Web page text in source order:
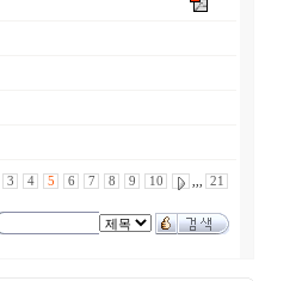
3 4 5 6 7 8 9 10 ,,, 21